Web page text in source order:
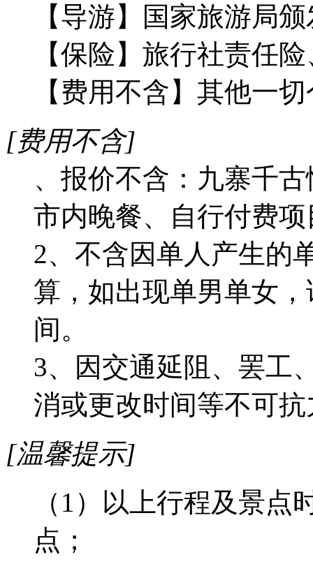
【导游】国家旅游局
【保险】旅行社责任
【费用不含】其他一
[费用不含]
、报价不含：九寨千
市内晚餐、自行付费
2、不含因单人产生的
算，如出现单男单女
间。
3、因交通延阻、罢工
消或更改时间等不可
[温馨提示]
（1）以上行程及景
点；